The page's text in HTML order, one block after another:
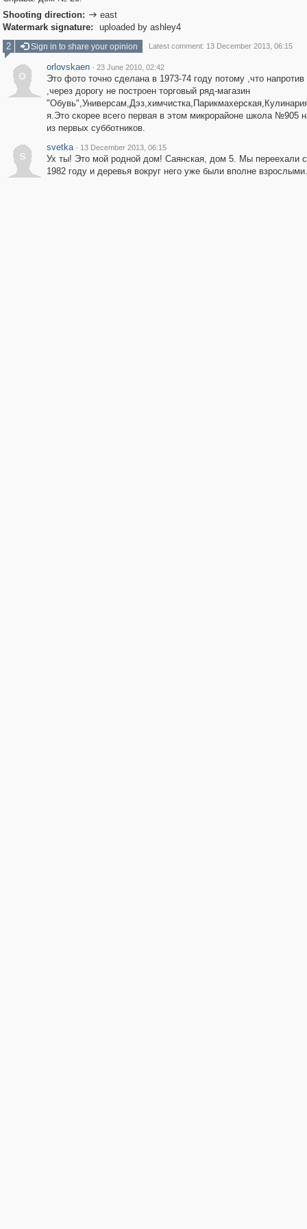
Shooting direction:  east
Watermark signature:
uploaded by ashley4
2
Sign in to share your opinion Latest comment: 13 December 2013, 06:15
o
orlovskaen · 23 June 2010, 02:42
Это фото точно сделана в 1973-74 году потому ,что
,через дорогу не построен торговый ряд-магазин
я.Это скорее всего первая в этом микрорайоне школа №905
из первых субботников.
s
svetka · 13 December 2013, 06:15
Ух ты! Это мой родной дом! Саянская, дом 5. Мы переехали
1982 году и деревья вокруг него уже были вполне взрослыми.